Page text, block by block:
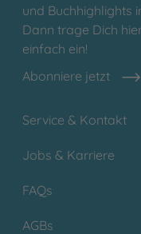
und Buchhighlights
Dann trage Dich
einfach ein!
Abonniere jetzt
Service & Kontakt
Jobs & Karriere
FAQs
AGBs